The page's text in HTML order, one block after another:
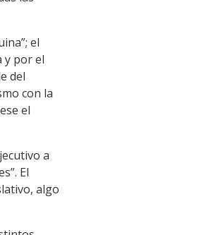
el
y por el
del
con la
el
a
El
algo